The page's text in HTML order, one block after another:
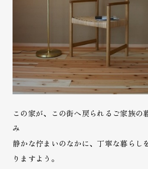
この家が、この街へ戻られるご家族の
み
静かな佇まいのなかに、丁寧な暮らし
りますよう。